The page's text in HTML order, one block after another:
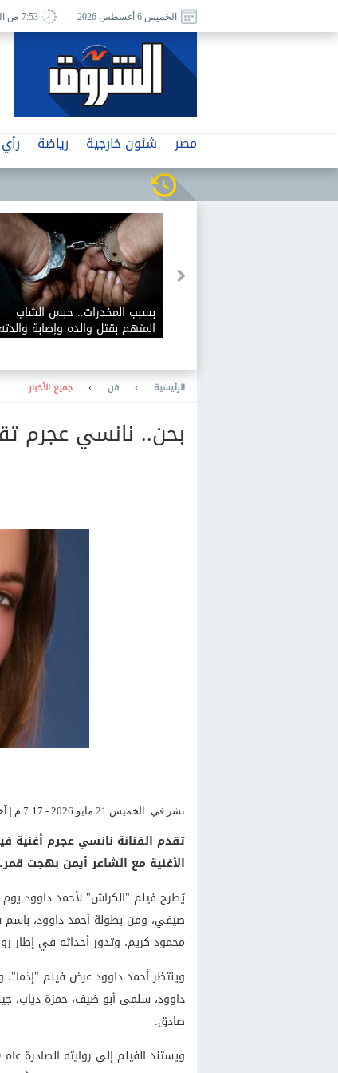
الخميس 6 أغسطس 2026 7:53 ص القاهرة
مصر شئون خارجية رياضة رأي
بسبب المخدرات.. حبس الشاب
المتهم بقتل والده وإصابة والدته
وشقيقه في الإسكندرية
الرئيسية › فن › جميع الأخبار
بحن.. نانسي عجرم
نشر في: الخميس 21 مايو 2026 - 7:17 م | آخر تحديث: الخميس 21 مايو 2026 - 7:17 م
تقدم الفنانة نانسي عجرم أغنية
الأغنية مع الشاعر أيمن بهجت
صيفي، ومن بطولة أحمد داوود، باسم
محمود كريم، وتدور أحداثه في إطار
وينتظر أحمد داوود عرض فيلم
داوود، سلمى أبو ضيف، حمزة دياب،
صادق.